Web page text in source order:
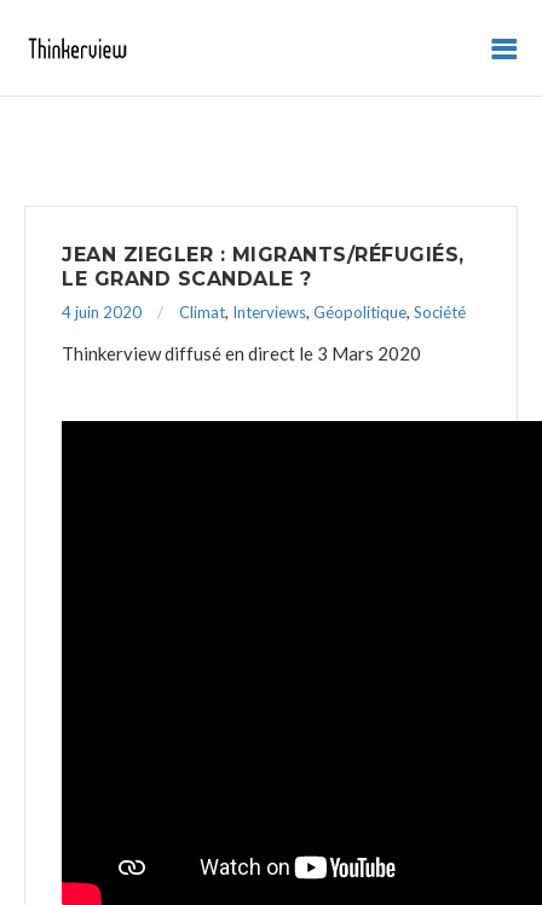
JEAN ZIEGLER : MIGRANTS/RÉFUGIÉS,
LE GRAND SCANDALE ?
4 juin 2020 Climat, Interviews, Géopolitique, Société
Thinkerview diffusé en direct le 3 Mars 2020